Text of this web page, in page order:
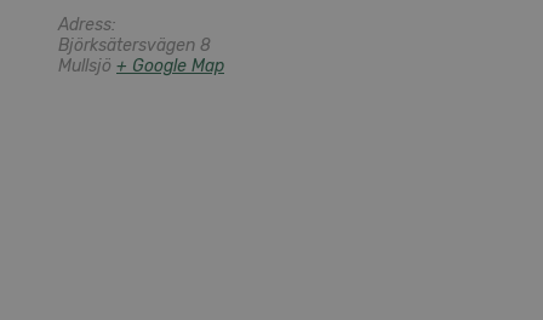
Adress:
Björksätersvägen 8
Mullsjö + Google Map